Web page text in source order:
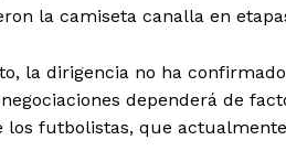
la camiseta canalla en
la dirigencia no ha
dependerá de
los futbolistas, que